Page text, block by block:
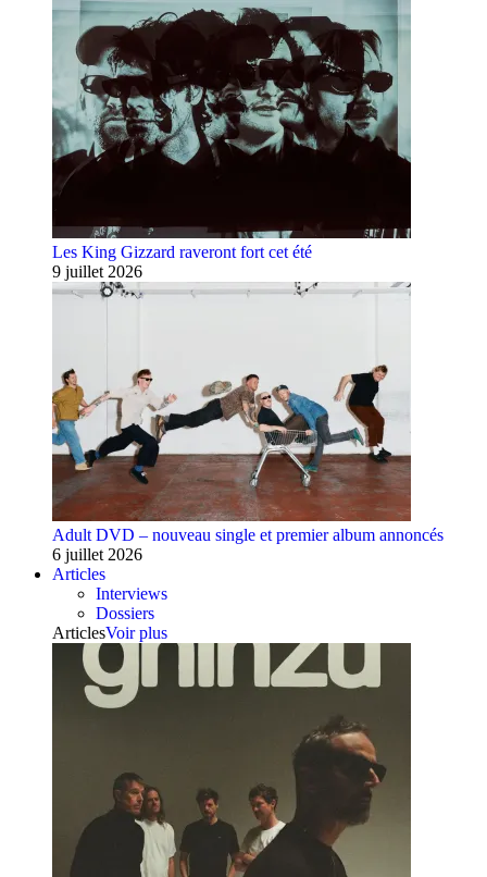
Les King Gizzard raveront fort cet été
9 juillet 2026
Adult DVD – nouveau single et premier album annoncés
6 juillet 2026
Articles
Interviews
Dossiers
ArticlesVoir plus